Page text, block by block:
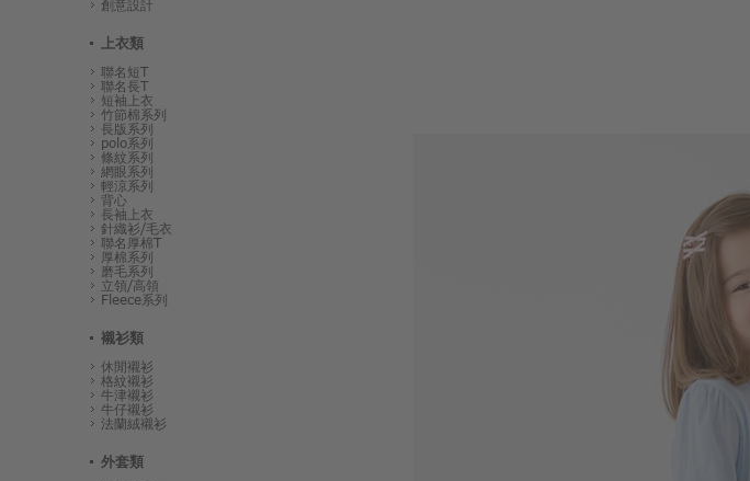
創意設計
上衣類
聯名短T
聯名長T
短袖上衣
竹節棉系列
長版系列
polo系列
條紋系列
網眼系列
輕涼系列
背心
長袖上衣
針織衫/毛衣
聯名厚棉T
厚棉系列
磨毛系列
立領/高領
Fleece系列
襯衫類
休閒襯衫
格紋襯衫
牛津襯衫
牛仔襯衫
法蘭絨襯衫
外套類